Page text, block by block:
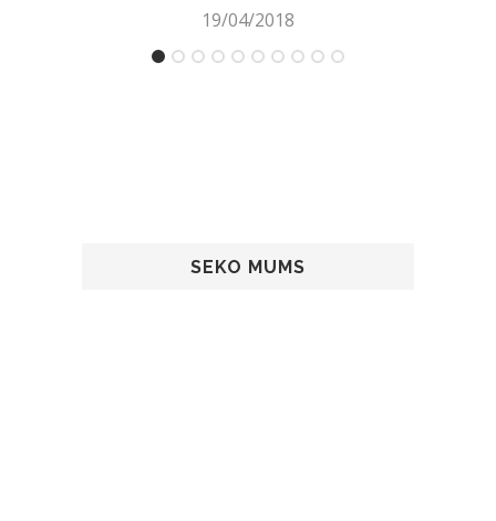
19/04/2018
SEKO MUMS